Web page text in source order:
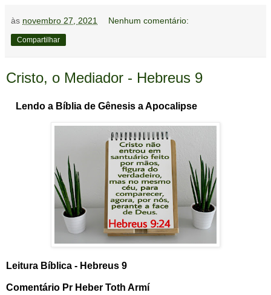
às novembro 27, 2021 Nenhum comentário:
Compartilhar
Cristo, o Mediador - Hebreus 9
Lendo a Bíblia de Gênesis a Apocalipse
Leitura Bíblica - Hebreus 9
Comentário Pr Heber Toth Armí